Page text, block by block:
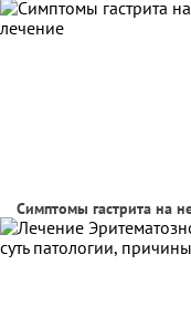
Симптомы гастрита на